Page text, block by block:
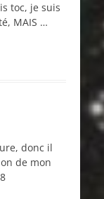
toc, je suis
MAIS …
donc il
de mon